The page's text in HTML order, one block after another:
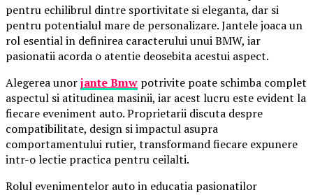
pentru echilibrul dintre sportivitate si eleganta, dar si
pentru potentialul mare de personalizare. Jantele joaca un
rol esential in definirea caracterului unui BMW, iar
pasionatii acorda o atentie deosebita acestui aspect.
Alegerea unorjante Bmw potrivite poate schimba complet
aspectul si atitudinea masinii, iar acest lucru este evident la
fiecare eveniment auto. Proprietarii discuta despre
compatibilitate, design si impactul asupra
comportamentului rutier, transformand fiecare expunere
intr-o lectie practica pentru ceilalti.
Rolul evenimentelor auto in educatia pasionatilor